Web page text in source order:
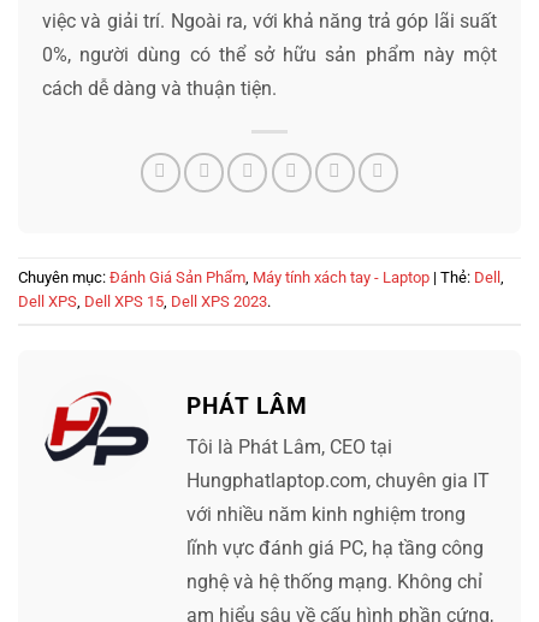
việc và giải trí. Ngoài ra, với khả năng trả góp lãi suất
0%, người dùng có thể sở hữu sản phẩm này một
cách dễ dàng và thuận tiện.
Chuyên mục: Đánh Giá Sản Phẩm Máy tính xách tay - Laptop | Thẻ: Dell
Dell XPS Dell XPS 15 Dell XPS 2023.
PHÁT LÂM
Tôi là Phát Lâm, CEO tại
Hungphatlaptop.com, chuyên gia IT
với nhiều năm kinh nghiệm trong
lĩnh vực đánh giá PC, hạ tầng công
nghệ và hệ thống mạng. Không chỉ
am hiểu sâu về cấu hình phần cứng,